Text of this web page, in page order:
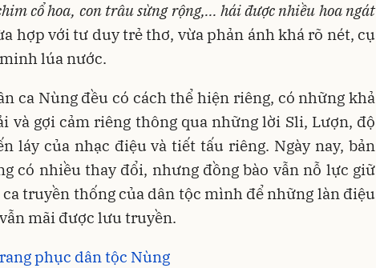
cổ hoa, con trâu sừng rộng,... hái được nhiều hoa ngát
hợp với tư duy trẻ thơ, vừa phản ánh khá rõ nét, cụ
lúa nước.
ca Nùng đều có cách thể hiện riêng, có những khả
và gợi cảm riêng thông qua những lời Sli, Lượn, độ
láy của nhạc điệu và tiết tấu riêng. Ngày nay, bản
có nhiều thay đổi, nhưng đồng bào vẫn nỗ lực giữ
ca truyền thống của dân tộc mình để những làn điệu
mãi được lưu truyền.
phục dân tộc Nùng